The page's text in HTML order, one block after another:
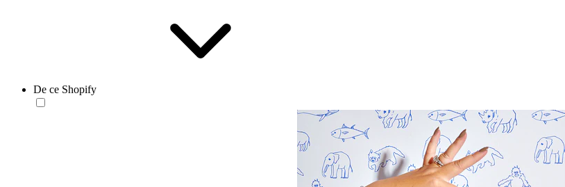
De ce Shopify